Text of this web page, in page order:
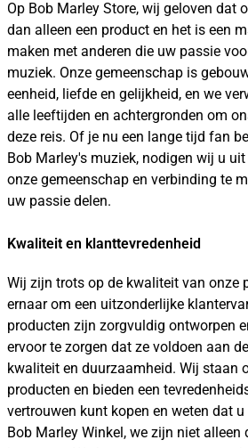
Op Bob Marley Store, wij geloven dat
dan alleen een product en het is een
maken met anderen die uw passie
muziek. Onze gemeenschap is
eenheid, liefde en gelijkheid, en we
alle leeftijden en achtergronden om
deze reis. Of je nu een lange tijd fan
Bob Marley's muziek, nodigen wij u
onze gemeenschap en verbinding te
uw passie delen.
Kwaliteit en klanttevredenheid
Wij zijn trots op de kwaliteit van onze
ernaar om een uitzonderlijke
producten zijn zorgvuldig ontworpen
ervoor te zorgen dat ze voldoen aan
kwaliteit en duurzaamheid. Wij staan
producten en bieden een
vertrouwen kunt kopen en weten dat
Bob Marley Winkel, we zijn niet alleen